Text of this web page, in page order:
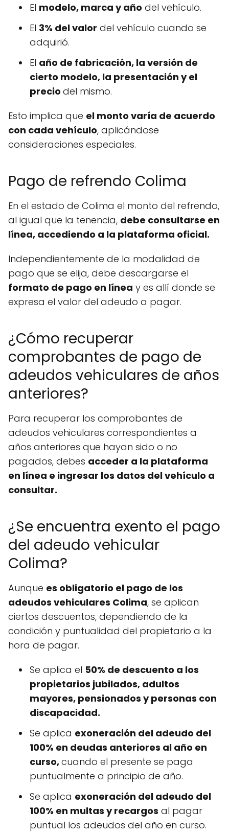
El modelo, marca y año del vehículo.
El 3% del valor del vehículo cuando se
adquirió.
El año de fabricación, la versión de
cierto modelo, la presentación y el
precio del mismo.
Esto implica que el monto varía de acuerdo
con cada vehículo, aplicándose
consideraciones especiales.
Pago de refrendo Colima
En el estado de Colima el monto del refrendo,
al igual que la tenencia, debe consultarse en
línea, accediendo a la plataforma oficial.
Independientemente de la modalidad de
pago que se elija, debe descargarse el
formato de pago en línea y es allí donde se
expresa el valor del adeudo a pagar.
¿Cómo recuperar
comprobantes de pago de
adeudos vehiculares de años
anteriores?
Para recuperar los comprobantes de
adeudos vehiculares correspondientes a
años anteriores que hayan sido o no
pagados, debes acceder a la plataforma
en línea e ingresar los datos del vehículo a
consultar.
¿Se encuentra exento el pago
del adeudo vehicular
Colima?
Aunque es obligatorio el pago de los
adeudos vehiculares Colima, se aplican
ciertos descuentos, dependiendo de la
condición y puntualidad del propietario a la
hora de pagar.
Se aplica el 50% de descuento a los
propietarios jubilados, adultos
mayores, pensionados y personas con
discapacidad.
Se aplica exoneración del adeudo del
100% en deudas anteriores al año en
curso,cuando el presente se paga
puntualmente a principio de año.
Se aplica exoneración del adeudo del
100% en multas y recargos al pagar
puntual los adeudos del año en curso.